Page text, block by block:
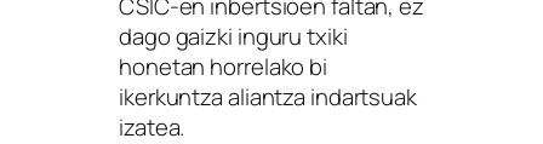
dago gaizki inguru txiki
honetan horrelako bi
ikerkuntza aliantza indartsuak
izatea.